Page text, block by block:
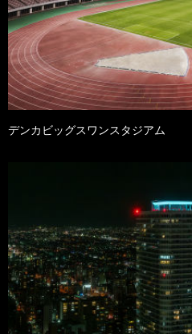
デンカビッグスワンスタジアム